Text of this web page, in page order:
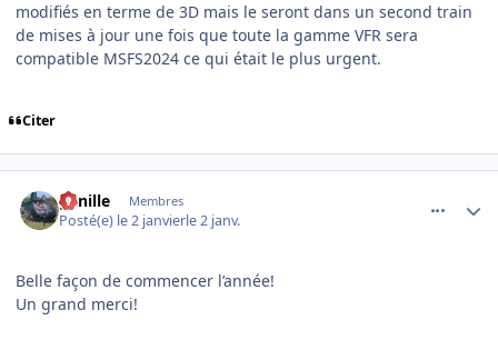
modifiés en terme de 3D mais le seront dans un second train
de mises à jour une fois que toute la gamme VFR sera
compatible MSFS2024 ce qui était le plus urgent.
Citer
ganille Membres
Posté(e) le 2 janvierle 2 janv.
Belle façon de commencer l’année!
Un grand merci!